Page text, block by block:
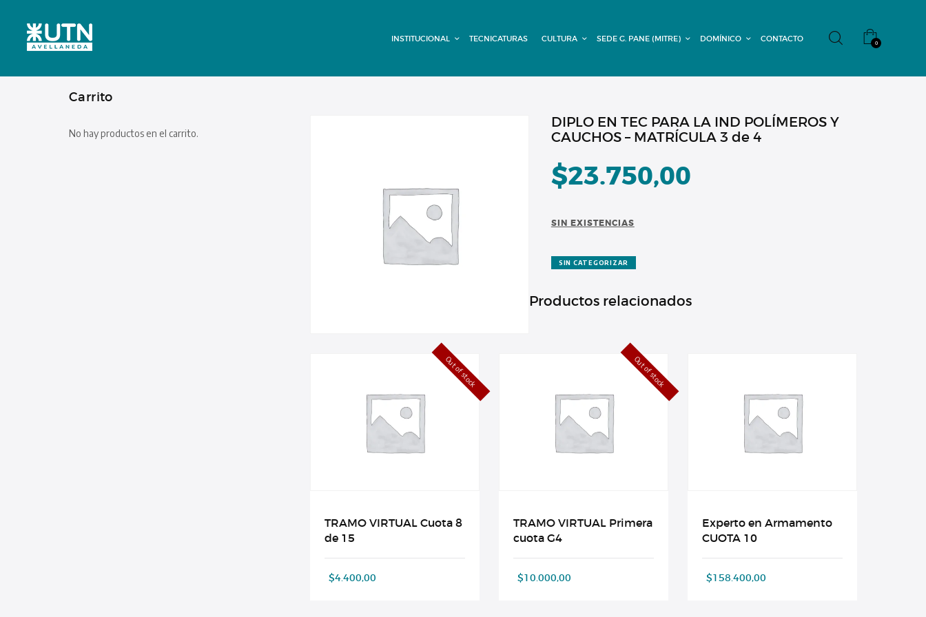
INSTITUCIONAL TECNICATURAS CULTURA SEDE G. PANE (MITRE) DOMÍNICO CONTACTO 0
DOMÍNICO
CONTACTO
DIPLO EN TEC PARA LA IND POLÍMEROS Y
CAUCHOS – MATRÍCULA 3 de 4
$23.750,00
SIN EXISTENCIAS
SIN CATEGORIZAR
Productos relacionados
Out of stock
TRAMO VIRTUAL Cuota 8
de 15
$4.400,00
Out of stock
TRAMO VIRTUAL Primera
cuota G4
$10.000,00
Experto en Armamento
CUOTA 10
$158.400,00
Carrito
No hay productos en el carrito.